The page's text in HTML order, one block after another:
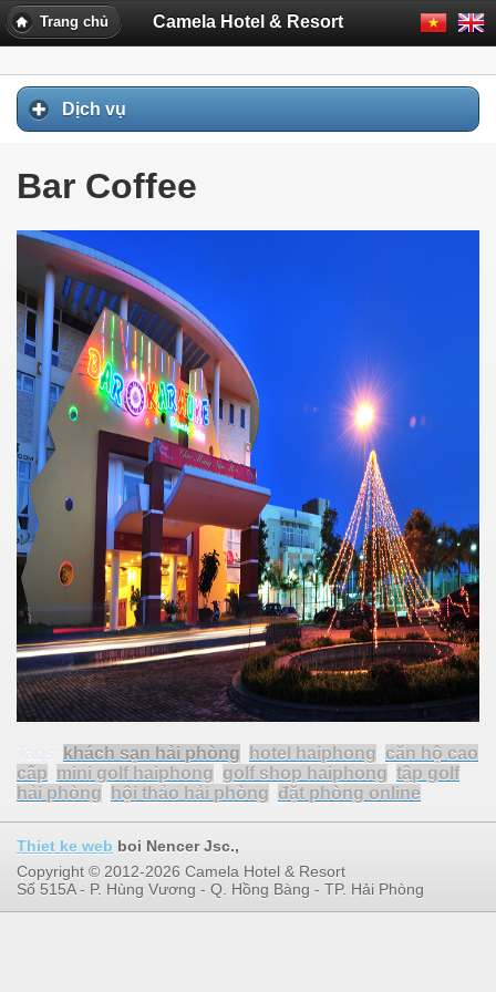
Camela Hotel & Resort
Trang chủ
Dịch vụ
Bar Coffee
Taqs: khách sạn hải phòng hotel haiphong căn hộ cao
cấp mini golf haiphong golf shop haiphong tập golf
hải phòng
hội thảo hải phòng đặt phòng online
Thiet ke web boi Nencer Jsc.,
Copyright © 2012-2026 Camela Hotel & Resort
Số 515A - P. Hùng Vương - Q. Hồng Bàng - TP. Hải Phòng